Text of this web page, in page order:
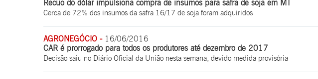
Recuo do dólar impulsiona compra de insumos para safra de soja em MT
Cerca de 72% dos insumos da safra 16/17 de soja foram adquiridos
AGRONEGÓCIO - 16/06/2016
CAR é prorrogado para todos os produtores até dezembro de 2017
Decisão saiu no Diário Oficial da União nesta semana, devido medida provisória